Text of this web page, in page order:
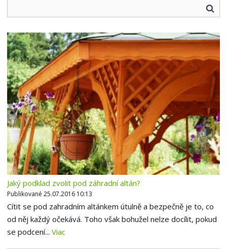
Jaký podklad zvolit pod záhradní altán?
Publikované 25.07.2016 10:13
Cítit se pod zahradním altánkem útulně a bezpečně je to, co
od něj každý očekává. Toho však bohužel nelze docílit, pokud
se podcení... Viac